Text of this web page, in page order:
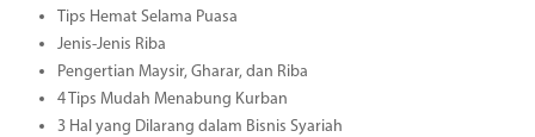
Tips Hemat Selama Puasa
Jenis-Jenis Riba
Pengertian Maysir, Gharar, dan Riba
4 Tips Mudah Menabung Kurban
3 Hal yang Dilarang dalam Bisnis Syariah